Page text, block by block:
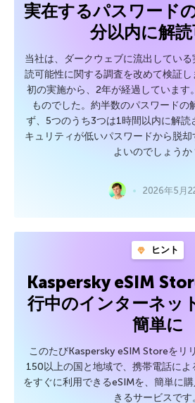
実在するパスワード
分以内に解
当社は、ダークウェブに流出してい
読可能性に関する調査を改めて検証
初の実施から、2年が経過しています
ものでした。約半数のパスワードの
ず、5つのうち3つは1時間以内に解読
キュリティが低いパスワードから脱
よいのでしょうか
2026年5月
ヒント
Kaspersky eSIM
行中のインターネッ
簡単に
このたびKaspersky eSIM Storeをリ
150以上の国と地域で、携帯電話に
をすぐに利用できるeSIMを、簡単に
きるサービスです